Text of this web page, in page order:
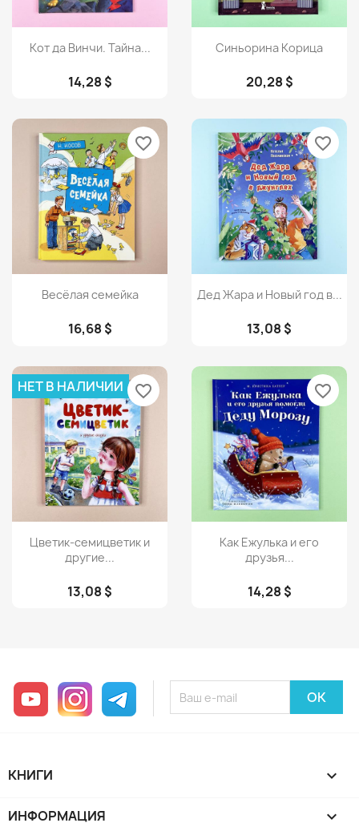
Просмотр
Кот да Винчи. Тайна...
14,28 $
Просмотр
Синьорина Корица
20,28 $
Просмотр
Весёлая семейка
16,68 $
favorite_border
Просмотр
Дед Жара и Новый год в...
13,08 $
favorite_border
Просмотр
Цветик-семицветик и
другие...
13,08 $
НЕТ В НАЛИЧИИ favorite_border
Просмотр
Как Ежулька и его
друзья...
14,28 $
favorite_border
YouTube InstagramTelegram
КНИГИ 
ИНФОРМАЦИЯ 